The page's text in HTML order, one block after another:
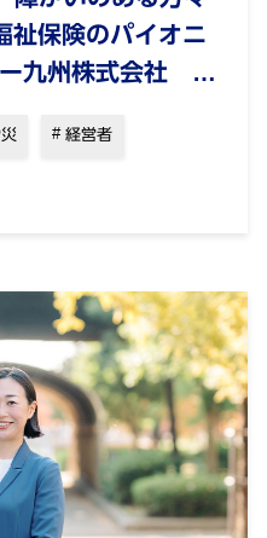
祉保険のパイオニ
九州株式会社 吉
経営者